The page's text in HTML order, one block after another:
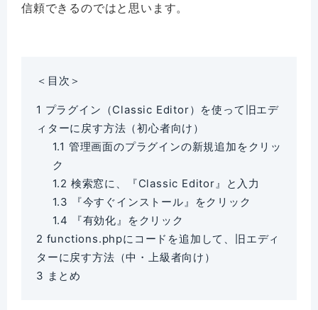
信頼できるのではと思います。
＜目次＞
1 プラグイン（Classic Editor）を使って旧エデ
ィターに戻す方法（初心者向け）
1.1 管理画面のプラグインの新規追加をクリッ
ク
1.2 検索窓に、『Classic Editor』と入力
1.3
『今すぐインストール』をクリック
1.4
『有効化』をクリック
2 functions.phpにコードを追加して、旧エディ
ターに戻す方法（中・上級者向け）
3 まとめ